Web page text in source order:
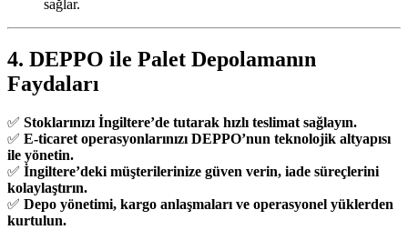
sağlar.
4. DEPPO ile Palet Depolamanın
Faydaları
✅ Stoklarınızı İngiltere’de tutarak hızlı teslimat sağlayın.
✅ E-ticaret operasyonlarınızı DEPPO’nun teknolojik altyapısı
ile yönetin.
✅ İngiltere’deki müşterilerinize güven verin, iade süreçlerini
kolaylaştırın.
✅ Depo yönetimi, kargo anlaşmaları ve operasyonel yüklerden
kurtulun.